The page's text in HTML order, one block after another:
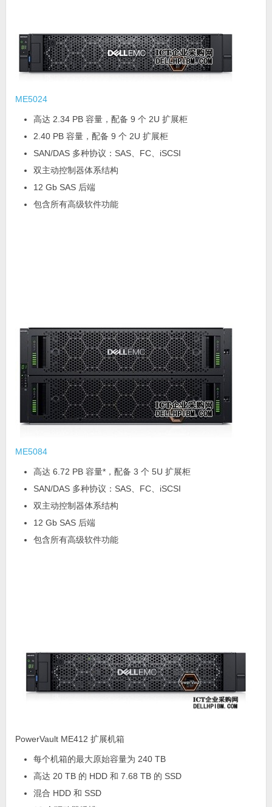
ME5024
高达 2.34 PB 容量，配备 9 个 2U 扩展柜
2.40 PB 容量，配备 9 个 2U 扩展柜
SAN/DAS 多种协议：SAS、FC、iSCSI
双主动控制器体系结构
12 Gb SAS 后端
包含所有高级软件功能
ME5084
高达 6.72 PB 容量*，配备 3 个 5U 扩展柜
SAN/DAS 多种协议：SAS、FC、iSCSI
双主动控制器体系结构
12 Gb SAS 后端
包含所有高级软件功能
PowerVault ME412 扩展机箱
每个机箱的最大原始容量为 240 TB
高达 20 TB 的 HDD 和 7.68 TB 的 SSD
混合 HDD 和 SSD